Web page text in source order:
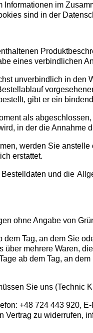
Informationen im
sind in der
eines verbindlichen
unverbindlich in
gibt er ein
als
in der die
werden Sie
erstattet.
und die
ohne Angabe von
dem Tag, an dem Sie
über mehrere Waren,
ab dem Tag, an
Sie uns (Technic
+48 724 443 920,
Vertrag zu widerrufen,